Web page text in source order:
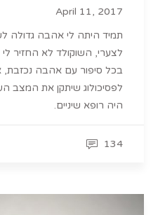
April 11, 2017
תמיד היתה לי אהבה גדולה
לצערי, השוקולד לא החזיר
בכל סיפור עם אהבה נכזבת,
לפסיכולוג שיתקן את המצב
היה רופא שיניים.
134